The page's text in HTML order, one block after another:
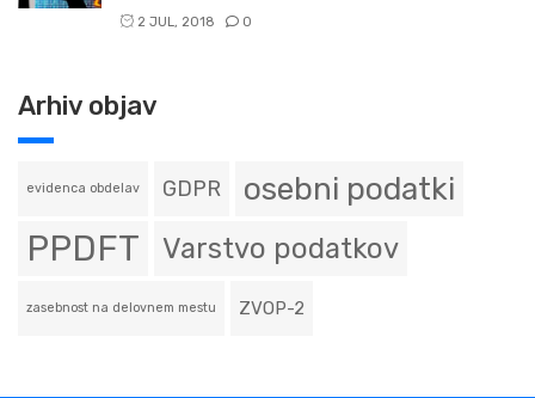
2 JUL, 2018 0
Arhiv objav
evidenca obdelav GDPR osebni podatki
PPDFT Varstvo podatkov
zasebnost na delovnem mestu ZVOP-2